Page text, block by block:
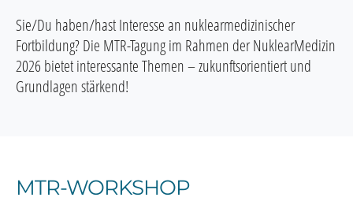
Sie/Du haben/hast Interesse an nuklearmedizinischer
Fortbildung? Die MTR-Tagung im Rahmen der NuklearMedizin
2026 bietet interessante Themen – zukunftsorientiert und
Grundlagen stärkend!
MTR-WORKSHOP